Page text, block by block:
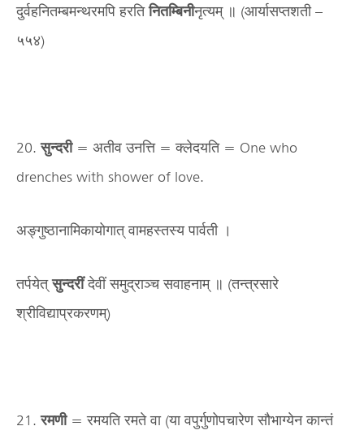
दुर्वहनितम्बमन्थरमपि हरतिनितम्बिनीनृत्यम् ॥ (आर्यासप्तशती –
५५४)
20.सुन्दरी= अतीव उनत्ति = क्लेदयति = One who
drenches with shower of love.
अङ्गुष्ठानामिकायोगात् वामहस्तस्य पार्वती ।
तर्पयेत्सुन्दरींदेवीं समुद्राञ्च सवाहनाम् ॥ (तन्त्रसारे
श्रीविद्याप्रकरणम्)
21. रमणी= रमयति रमते वा (या वपुर्गुणोपचारेण सौभाग्येन कान्तं